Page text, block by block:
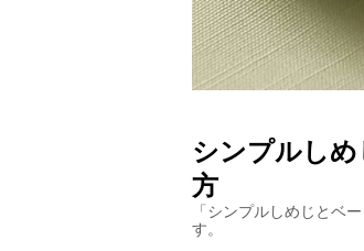
シンプルし
方
「シンプルしめじとベ
す。